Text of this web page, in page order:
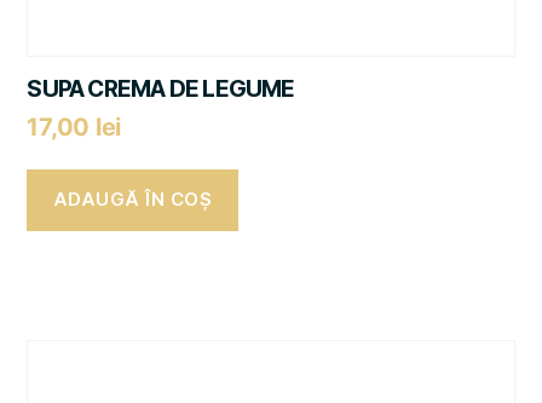
SUPA CREMA DE LEGUME
17,00 lei
ADAUGĂ ÎN COȘ